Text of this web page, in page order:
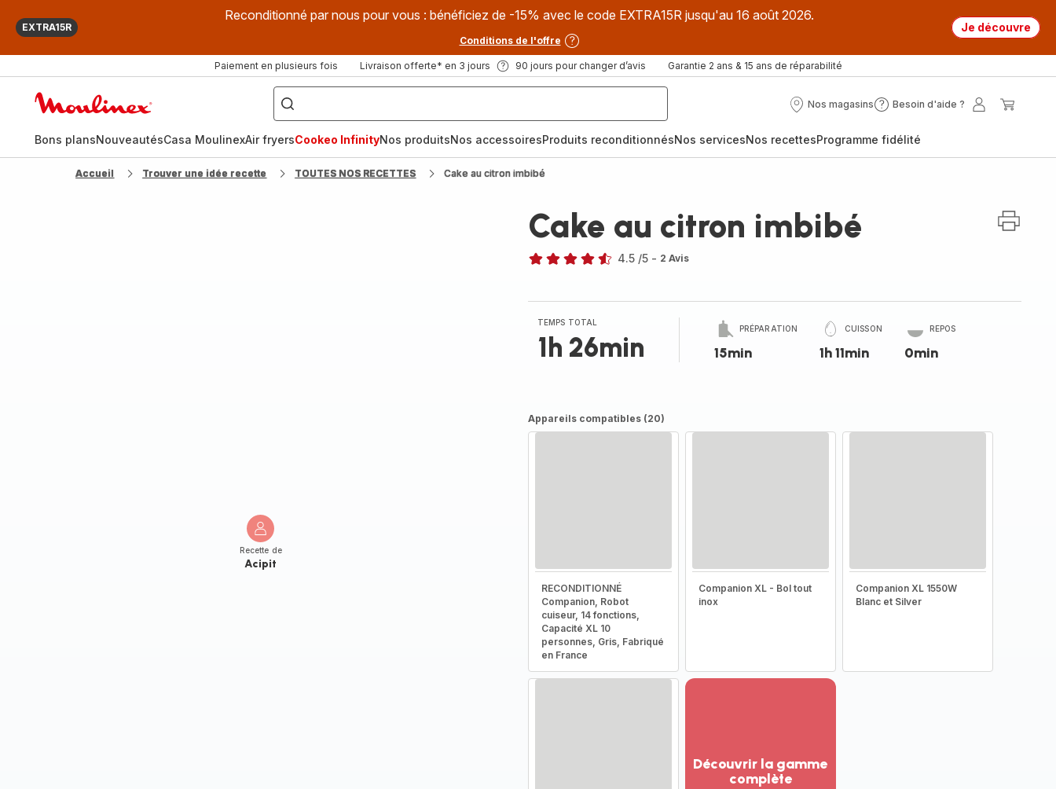
EXTRA15R
Reconditionné par nous pour vous : bénéficiez de -15% avec le code EXTRA15R jusqu'au 16 août 2026.
Conditions de l'offre
Je découvre
Paiement en plusieurs fois Livraison offerte* en 3 jours 90 jours pour changer d’avis Garantie 2 ans & 15 ans de réparabilité
["Que
recherchez-
vous
?",
fryer",
"Companion"]
Nos magasins
Nos
Besoin d'aide ?
Besoin
?
Mon
Bons plansNouveautésCasa MoulinexAir fryersCookeo InfinityNos produitsNos accessoiresProduits reconditionnésNos servicesNos recettesProgramme fidélité
Accueil Trouver une idée recette TOUTES NOS RECETTES Cake au citron imbibé
Recette de
Acipit
Cake au citron imbibé
4.5 /5 - 2 Avis
TEMPS TOTAL
1h 26min
PRÉPARATION
15min
CUISSON
1h 11min
REPOS
0min
Appareils compatibles (20)
RECONDITIONNÉ
Companion, Robot
cuiseur, 14 fonctions,
Capacité XL 10
personnes, Gris, Fabriqué
en France
Companion XL - Bol tout
inox
Companion XL 1550W
Blanc et Silver
Découvrir la gamme
complète